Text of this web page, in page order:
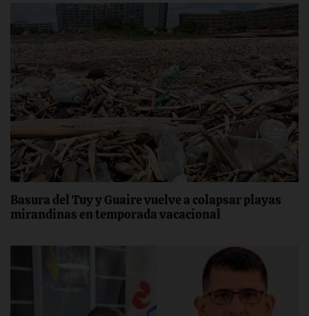
Basura del Tuy y Guaire vuelve a colapsar playas
mirandinas en temporada vacacional